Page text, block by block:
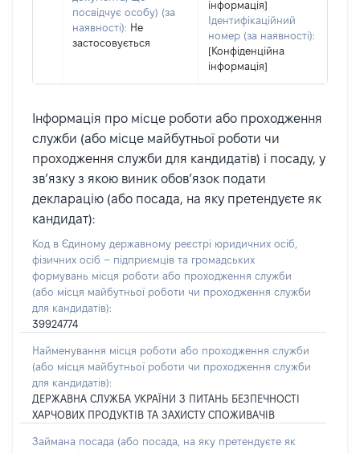
посвідчує особу) (за
наявності): Не
застосовується
інформація]
Ідентифікаційний
номер (за наявності):
[Конфіденційна
інформація]
Інформація про місце роботи або проходження
служби (або місце майбутньої роботи чи
проходження служби для кандидатів) і посаду, у
зв’язку з якою виник обов’язок подати
декларацію (або посада, на яку претендуєте як
кандидат):
Код в Єдиному державному реєстрі юридичних осіб,
фізичних осіб – підприємців та громадських
формувань місця роботи або проходження служби
(або місця майбутньої роботи чи проходження служби
для кандидатів):
39924774
Найменування місця роботи або проходження служби
(або місця майбутньої роботи чи проходження служби
для кандидатів):
ДЕРЖАВНА СЛУЖБА УКРАЇНИ З ПИТАНЬ БЕЗПЕЧНОСТІ
ХАРЧОВИХ ПРОДУКТІВ ТА ЗАХИСТУ СПОЖИВАЧІВ
Займана посада (або посада, на яку претендуєте як